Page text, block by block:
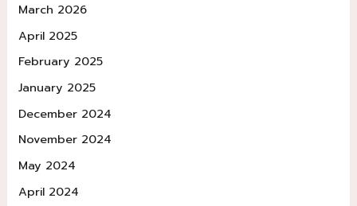
March 2026
April 2025
February 2025
January 2025
December 2024
November 2024
May 2024
April 2024